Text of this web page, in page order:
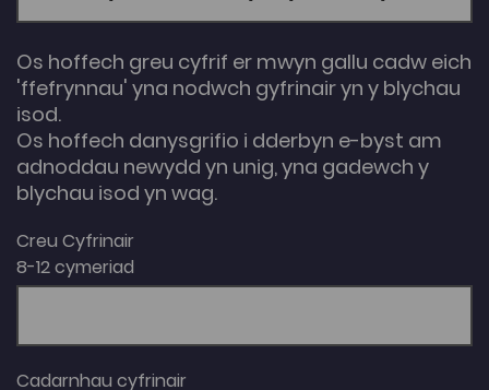
Os hoffech greu cyfrif er mwyn gallu cadw eich
'ffefrynnau' yna nodwch gyfrinair yn y blychau
isod.
Os hoffech danysgrifio i dderbyn e-byst am
adnoddau newydd yn unig, yna gadewch y
blychau isod yn wag.
Creu Cyfrinair
8-12 cymeriad
Cadarnhau cyfrinair